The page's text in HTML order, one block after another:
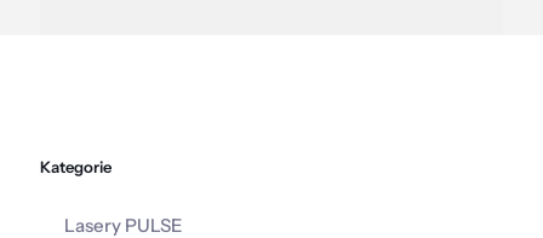
Kategorie
Lasery PULSE